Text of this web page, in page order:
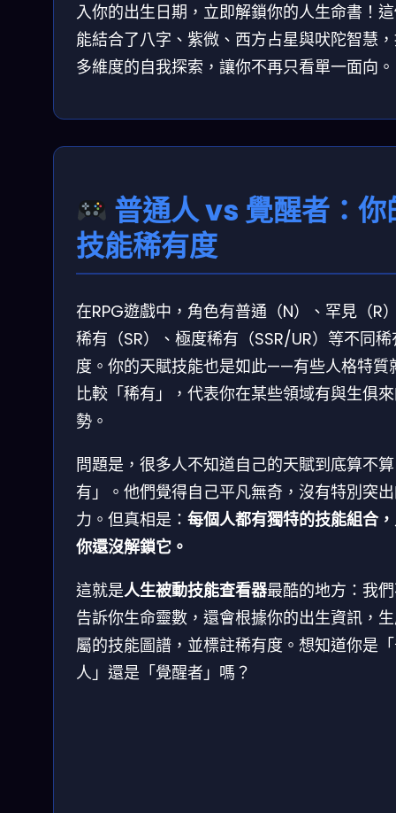
入你的出生日期，立即解鎖你的人生命書！
能結合了八字、紫微、西方占星與吠陀智慧
多維度的自我探索，讓你不再只看單一面向。
普通人 vs 覺醒者：你
技能稀有度
在RPG遊戲中，角色有普通（N）、罕見（R
稀有（SR）、極度稀有（SSR/UR）等不同稀
度。你的天賦技能也是如此——有些人格特質
比較「稀有」，代表你在某些領域有與生俱
勢。
問題是，很多人不知道自己的天賦到底算不
有」。他們覺得自己平凡無奇，沒有特別突
力。但真相是： 每個人都有獨特的技能組合
你還沒解鎖它。
這就是人生被動技能查看器最酷的地方：我
告訴你生命靈數，還會根據你的出生資訊，
屬的技能圖譜，並標註稀有度。想知道你是
人」還是「覺醒者」嗎？